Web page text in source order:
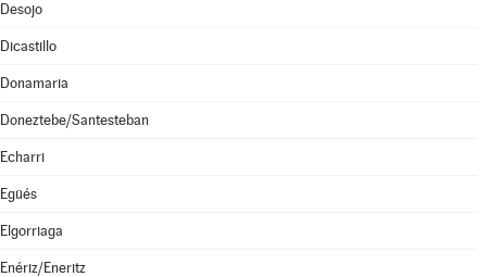
Desojo
Dicastillo
Donamaria
Doneztebe/Santesteban
Echarri
Egüés
Elgorriaga
Enériz/Eneritz